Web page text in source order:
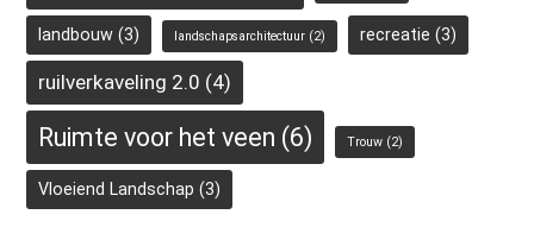
landbouw (3) landschapsarchitectuur (2) recreatie (3)
ruilverkaveling 2.0 (4)
Ruimte voor het veen (6) Trouw (2)
Vloeiend Landschap (3)